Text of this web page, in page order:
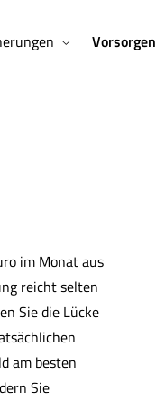
Vorsorgen
im Monat aus
reicht selten
Sie die Lücke
am besten
Sie